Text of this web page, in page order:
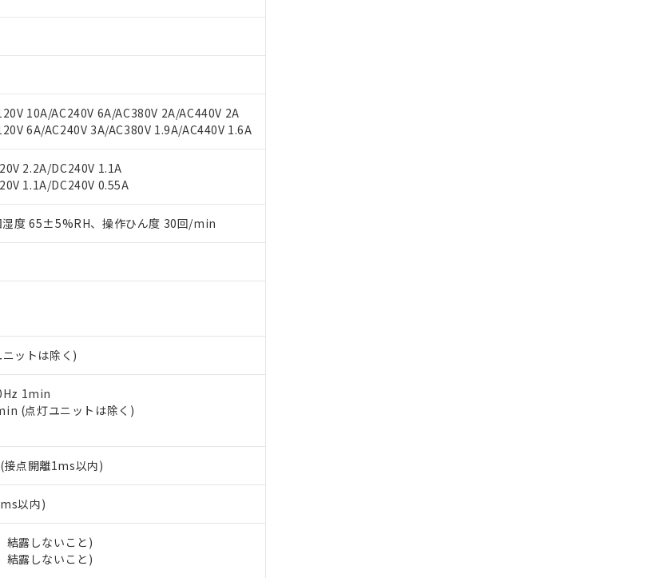
10A/AC240V 6A/AC380V 2A/AC440V 2A
6A/AC240V 3A/AC380V 1.9A/AC440V 1.6A
2.2A/DC240V 1.1A
1.1A/DC240V 0.55A
度 65±5%RH、操作ひん度 30回/min
ットは除く)
1min
(点灯ユニットは除く)
点開離1ms以内)
以内)
露しないこと)
露しないこと)
事業取扱商品の当社在庫状況および標準価格(税抜)を提供させていただ
中には、本サービスの対象外となる商品もあることをご了承ください。
価格はお客様のお取引先、またはお客様担当のオムロン制御機器販売店・
い。
を当社の事前の承諾なく第三者に漏洩または開示しないようお願いしま
作成サービス）をご利用いただくには、I-Webメンバーズにご登録され
当社にご登録された部品リストについて、当社および当社の共同利用者
に関するお客様との取引・商談に必要な範囲で利用することをご了承くだ
別名：DOP) 1000ppm以下、フタル酸ブチルベンジル（BBP） 1000ppm以下、フタル酸ジブチ
ソブチル (DIBP) 1000ppm以下
器に対する適用除外項目は除く。
値を超える意図的な使用がないことを確認しています。
り、予定月が前後することがあります。
ド
証明書
）
を証明するもので、過去に遡って非含有を証明するものではありません。
テル類４物質の対応では、対応完了までの期間は出荷製品に未対応品が
を記載しておりました。
を完了していることから、特段のことがない限り、2022年1月12日よ
国RoHSの基準値を超えていることを示します。
Cd(カドミウム) : 100ppm、
: 1000ppm
べてが基準値以下であることを示します。
門へお問い合わせください。
ち、外国為替および外国貿易法に定める商品（以下｢規制貨物等」とい
ます。
、ミサイル、化学兵器、生物兵器またはその他武器並びにこれらの製造装
ん。
に販売する場合は、上記1、2および3の内容を当該第三者に通知します。
在庫あり
況については、お客様のお取引先、またはお客様担当のオムロン制御
員にご確認ください)
庫状況の情報を公開していない機種